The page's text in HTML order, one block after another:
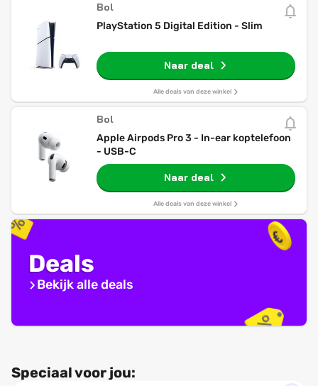
Bol
PlayStation 5 Digital Edition - Slim
Naar deal
Alle deals van deze winkel
Bol
Apple Airpods Pro 3 - In-ear koptelefoon
- USB-C
Naar deal
Alle deals van deze winkel
Deals
Bekijk alle deals
Speciaal voor jou: